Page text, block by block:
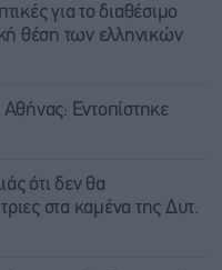
για το διαθέσιμο
θέση των ελληνικών
Εντοπίστηκε
ότι δεν θα
στα καμένα της Δυτ.